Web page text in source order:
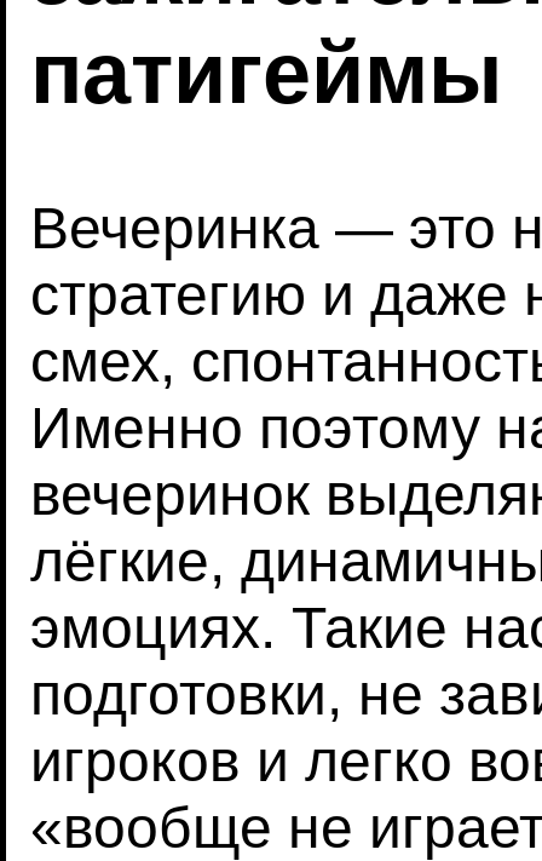
патигеймы
Вечеринка — это
стратегию и даже
смех,
Именно поэтому
вечеринок
лёгкие,
эмоциях. Такие
подготовки, не
игроков и легко
«вообще не